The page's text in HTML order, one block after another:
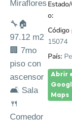
Miraflores
🔧🏠
97.12 m2
🏢 7mo
piso con
ascensor
🛋️ Sala
🍴
Comedor
o:
Código
15074
País:
Abrir
Maps